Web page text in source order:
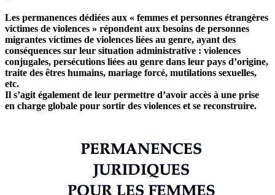
Les permanences dédiées aux « femmes et personnes étrangères
victimes de violences » répondent aux besoins de personnes
migrantes victimes de violences liées au genre, ayant des
conséquences sur leur situation administrative : violences
conjugales, persécutions liées au genre dans leur pays d’origine,
traite des êtres humains, mariage forcé, mutilations sexuelles,
etc.
Il s’agit également de leur permettre d’avoir accès à une prise
en charge globale pour sortir des violences et se reconstruire.